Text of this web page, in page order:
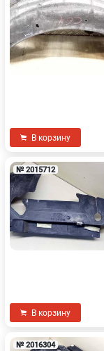
В корзину
№ 2015712
В корзину
№ 2016304